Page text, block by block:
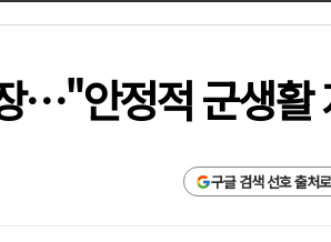
…"안정적 군생활
구글 검색 선호 출처